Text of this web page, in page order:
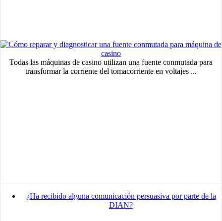
Todas las máquinas de casino utilizan una fuente conmutada para
transformar la corriente del tomacorriente en voltajes ...
¿Ha recibido alguna comunicación persuasiva por parte de la
DIAN?